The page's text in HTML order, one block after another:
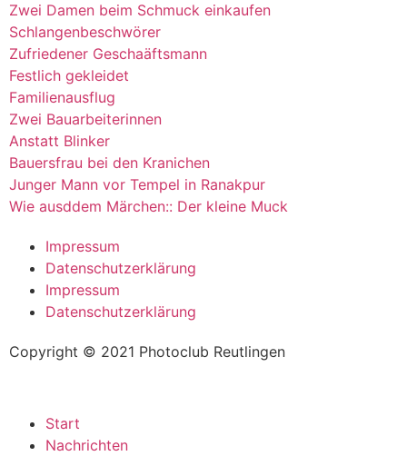
Zwei Damen beim Schmuck einkaufen
Schlangenbeschwörer
Zufriedener Geschaäftsmann
Festlich gekleidet
Familienausflug
Zwei Bauarbeiterinnen
Anstatt Blinker
Bauersfrau bei den Kranichen
Junger Mann vor Tempel in Ranakpur
Wie ausddem Märchen:: Der kleine Muck
Impressum
Datenschutzerklärung
Impressum
Datenschutzerklärung
Copyright © 2021 Photoclub Reutlingen
Start
Nachrichten